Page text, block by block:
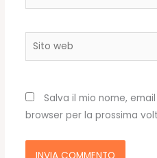
Sito
web
Salva il mio nome,
browser per la prossima